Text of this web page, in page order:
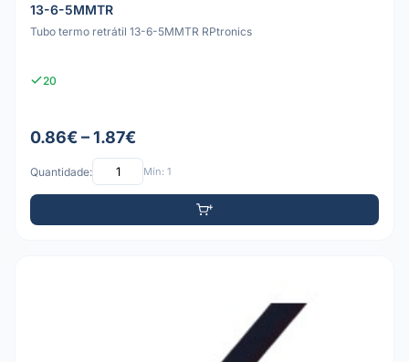
13-6-5MMTR
Tubo termo retrátil 13-6-5MMTR RPtronics
20
0.86€ – 1.87€
Quantidade: Mín: 1